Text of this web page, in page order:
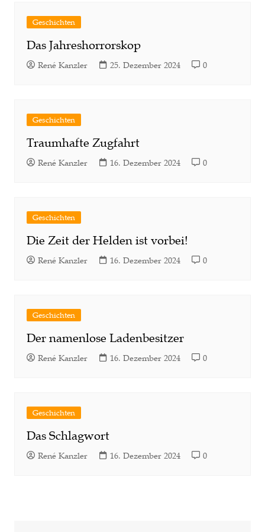
Geschichten
Das Jahreshorrorskop
René Kanzler 25. Dezember 2024 0
Geschichten
Traumhafte Zugfahrt
René Kanzler 16. Dezember 2024 0
Geschichten
Die Zeit der Helden ist vorbei!
René Kanzler 16. Dezember 2024 0
Geschichten
Der namenlose Ladenbesitzer
René Kanzler 16. Dezember 2024 0
Geschichten
Das Schlagwort
René Kanzler 16. Dezember 2024 0